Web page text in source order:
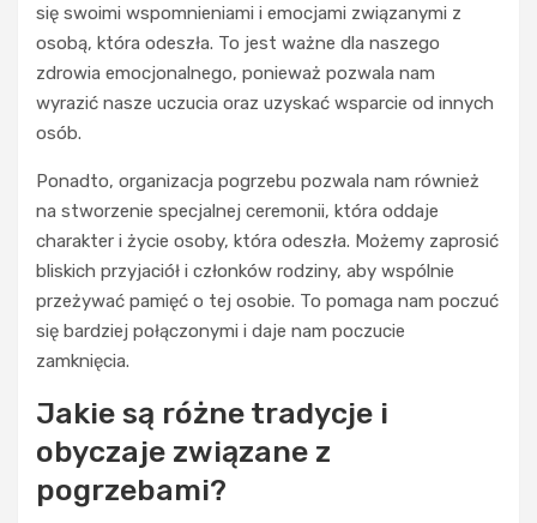
się swoimi wspomnieniami i emocjami związanymi z
osobą, która odeszła. To jest ważne dla naszego
zdrowia emocjonalnego, ponieważ pozwala nam
wyrazić nasze uczucia oraz uzyskać wsparcie od innych
osób.
Ponadto, organizacja pogrzebu pozwala nam również
na stworzenie specjalnej ceremonii, która oddaje
charakter i życie osoby, która odeszła. Możemy zaprosić
bliskich przyjaciół i członków rodziny, aby wspólnie
przeżywać pamięć o tej osobie. To pomaga nam poczuć
się bardziej połączonymi i daje nam poczucie
zamknięcia.
Jakie są różne tradycje i
obyczaje związane z
pogrzebami?